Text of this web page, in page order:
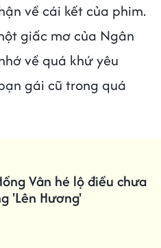
về cái kết của phim.
giấc mơ của Ngân
về quá khứ yêu
gái cũ trong quá
Vân hé lộ điều chưa
'Lên Hương'